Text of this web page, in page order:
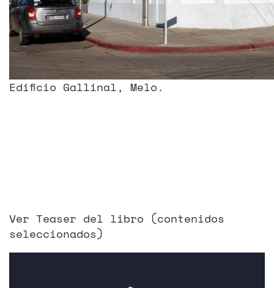
Edificio Gallinal, Melo.
Ver Teaser del libro (contenidos
seleccionados)